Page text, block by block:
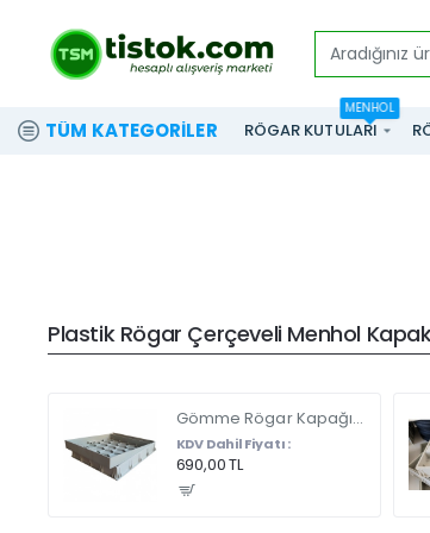
Aradığınız
marka
ve
TÜM KATEGORILER RÖGAR KUTULARI
MENHOL
Plastik Rögar Çerçeveli Menhol
Gömme Rögar Kapağı - Seramik - Fayans Ve Mermer Zeminlerde - Gizli Çerçeve Kapak Çift Kulplu 45 X 45
KDV Dahil Fiyatı :
690,00 TL